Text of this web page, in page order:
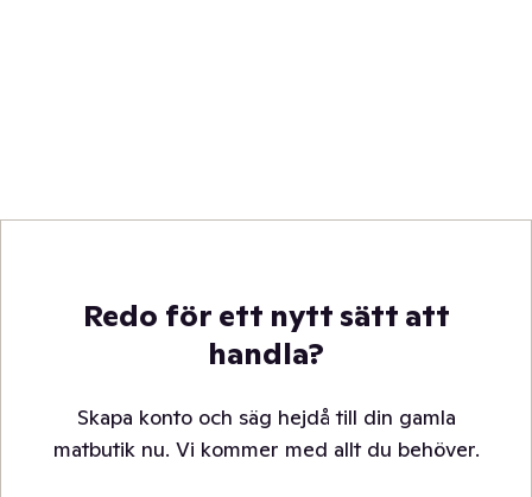
Redo för ett nytt sätt att
handla?
Skapa konto och säg hejdå till din gamla
matbutik nu. Vi kommer med allt du behöver.